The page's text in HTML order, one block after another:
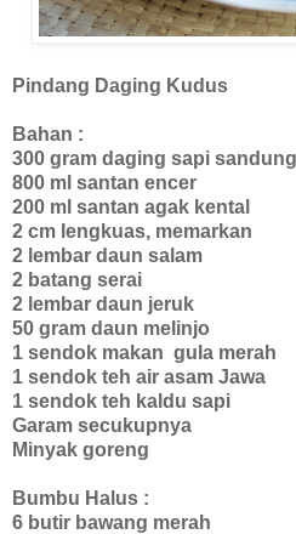
Pindang Daging Kudus
Bahan :
300 gram daging sapi
800 ml santan encer
200 ml santan agak kental
2 cm lengkuas, memarkan
2 lembar daun salam
2 batang serai
2 lembar daun jeruk
50 gram daun melinjo
1 sendok makan gula merah
1 sendok teh air asam Jawa
1 sendok teh kaldu sapi
Garam secukupnya
Minyak goreng
Bumbu Halus :
6 butir bawang merah